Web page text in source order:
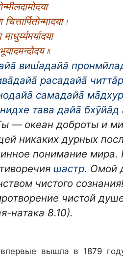
৷
৷৷
виш́адайа̄
расадайа̄
cамадайа̄
тава дайа̄
— океан доброты и
никаких дурных
понимание
шастр. Омой
чистого
чистой
натака 8.10).
впервые вышла в 1879